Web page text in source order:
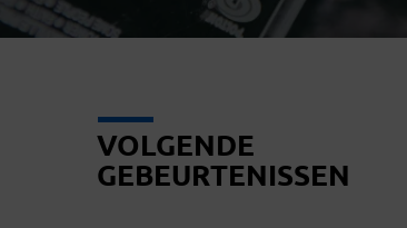
VOLGENDE
GEBEURTENISSEN